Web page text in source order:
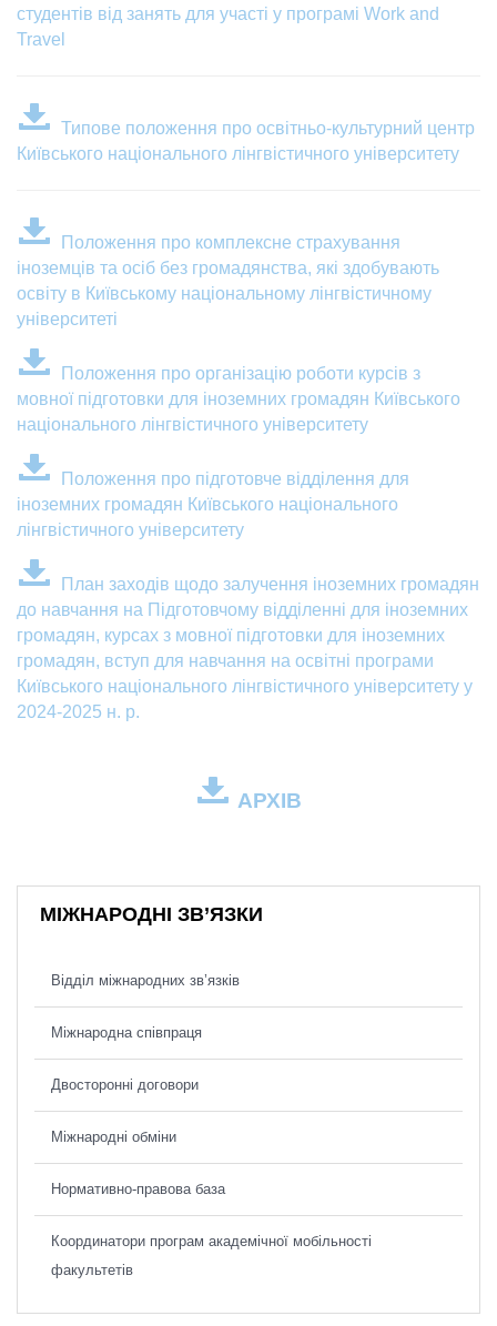
студентів від занять для участі у програмі Work and
Travel
Типове положення про освітньо-культурний центр
Київського національного лінгвістичного університету
Положення про комплексне страхування
іноземців та осіб без громадянства, які здобувають
освіту в Київському національному лінгвістичному
університеті
Положення про організацію роботи курсів з
мовної підготовки для іноземних громадян Київського
національного лінгвістичного університету
Положення про підготовче відділення для
іноземних громадян Київського національного
лінгвістичного університету
План заходів щодо залучення іноземних громадян
до навчання на Підготовчому відділенні для іноземних
громадян, курсах з мовної підготовки для іноземних
громадян, вступ для навчання на освітні програми
Київського національного лінгвістичного університету у
2024-2025 н. р.
АРХІВ
МІЖНАРОДНІ ЗВ’ЯЗКИ
Відділ міжнародних зв’язків
Міжнародна співпраця
Двосторонні договори
Міжнародні обміни
Нормативно-правова база
Координатори програм академічної мобільності
факультетів